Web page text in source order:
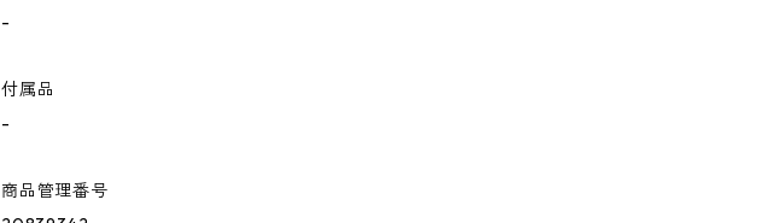
-
付属品
-
商品管理番号